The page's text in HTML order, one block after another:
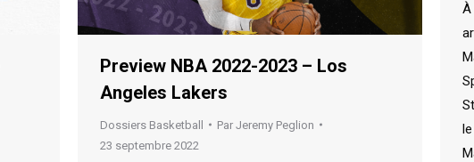
Preview NBA 2022-2023 – Los
Angeles Lakers
Dossiers Basketball Par Jeremy Peglion
23 septembre 2022
À